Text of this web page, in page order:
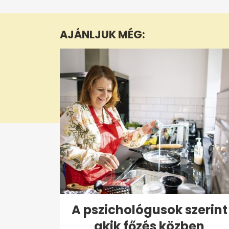
4
18
secondsVolume
0%
AJÁNLJUK MÉG:
A pszichológusok szerint